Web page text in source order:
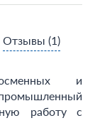
Отзывы (1)
и
работу с